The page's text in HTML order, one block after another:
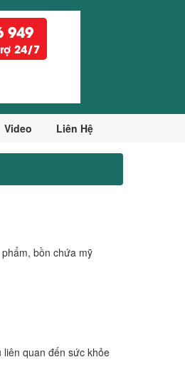
949
24/7
Video Liên Hệ
bồn chứa mỹ
quan đến sức khỏe